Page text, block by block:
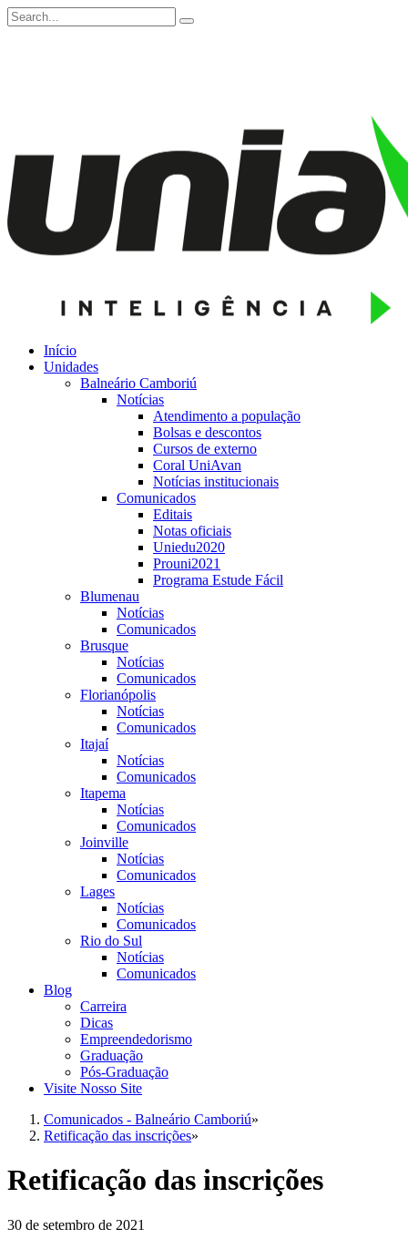
Início
Unidades
Balneário Camboriú
Notícias
Atendimento a população
Bolsas e descontos
Cursos de externo
Coral UniAvan
Notícias institucionais
Comunicados
Editais
Notas oficiais
Uniedu2020
Prouni2021
Programa Estude Fácil
Blumenau
Notícias
Comunicados
Brusque
Notícias
Comunicados
Florianópolis
Notícias
Comunicados
Itajaí
Notícias
Comunicados
Itapema
Notícias
Comunicados
Joinville
Notícias
Comunicados
Lages
Notícias
Comunicados
Rio do Sul
Notícias
Comunicados
Blog
Carreira
Dicas
Empreendedorismo
Graduação
Pós-Graduação
Visite Nosso Site
Comunicados - Balneário Camboriú»
Retificação das inscrições»
Retificação das inscrições
30 de setembro de 2021